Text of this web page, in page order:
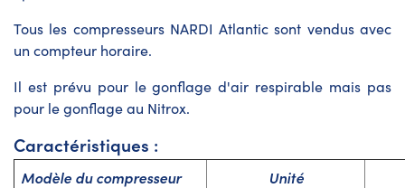
Tous les compresseurs NARDI Atlantic sont vendus avec
un compteur horaire.
Il est prévu pour le gonflage d'air respirable mais pas
pour le gonflage au Nitrox.
Caractéristiques :
Modèle du compresseur Unité